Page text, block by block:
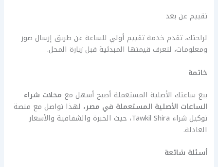
تقييم عن بعد
لراحتك، تقدم خدمة تقييم أولي للساعة عن طريق إرسال صور
ومعلومات، لتعرف قيمتها المبدئية قبل زيارة المحل.
خاتمة
بيع ساعتك الأصلية المستعملة أصبح أسهل مع محلات شراء
الساعات الأصلية المستعملة في مصر، لهذا تواصل مع منصة
توكيل شراء Tawkil Shira، حيث الخبرة والشفافية والأسعار
العادلة.
أسئلة شائعة